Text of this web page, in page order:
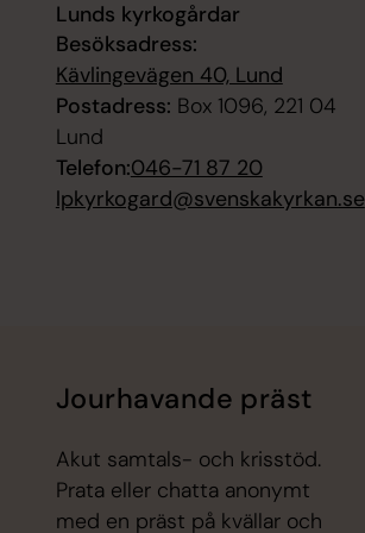
Lunds kyrkogårdar
Besöksadress:
Kävlingevägen 40, Lund
Postadress: Box 1096, 221 04
Lund
Telefon:046-71 87 20
lpkyrkogard@svenskakyrkan.se
Jourhavande präst
Akut samtals- och krisstöd.
Prata eller chatta anonymt
med en präst på kvällar och